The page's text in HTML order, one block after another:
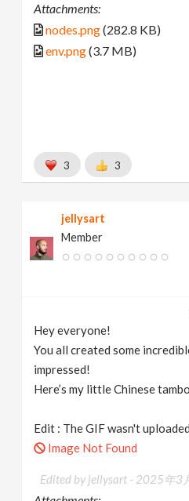
Attachments:
nodes.png(282.8 KB)
env.png(3.7 MB)
3 3
jellysart
Member
Hey everyone!
You all created some
impressed!
Here’s my little Chinese
Edit : The GIF wasn't
Image Not Found
Edited by jellysart - 2025年3